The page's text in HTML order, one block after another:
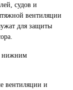
судов и
вентиляции
для защиты
нижним
вентиляции и